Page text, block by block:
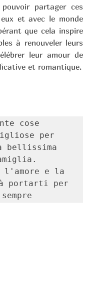
pouvoir partager ces
et avec le monde
que cela inspire
à renouveler leurs
leur amour de
et romantique.
cose
per
bellissima
l'amore e la
portarti per
sempre